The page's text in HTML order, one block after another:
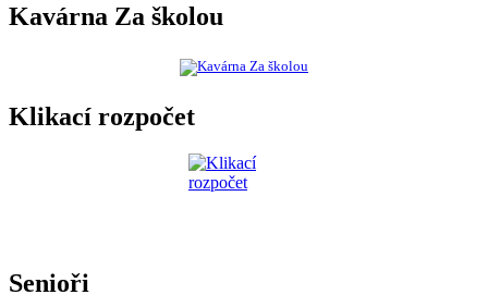
Kavárna Za školou
Klikací rozpočet
Senioři